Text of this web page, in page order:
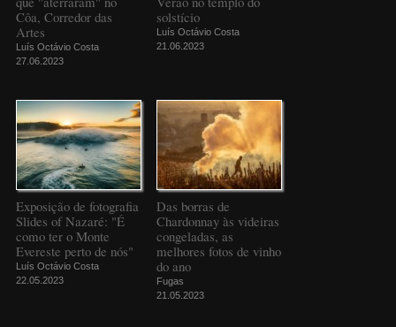
Côa, Corredor das
Artes
Luís Octávio Costa
27.06.2023
solstício
Luís Octávio Costa
21.06.2023
Exposição de fotografia
Slides of Nazaré: "É
como ter o Monte
Evereste perto de nós"
Luís Octávio Costa
22.05.2023
Das borras de
Chardonnay às videiras
congeladas, as
melhores fotos de vinho
do ano
Fugas
21.05.2023